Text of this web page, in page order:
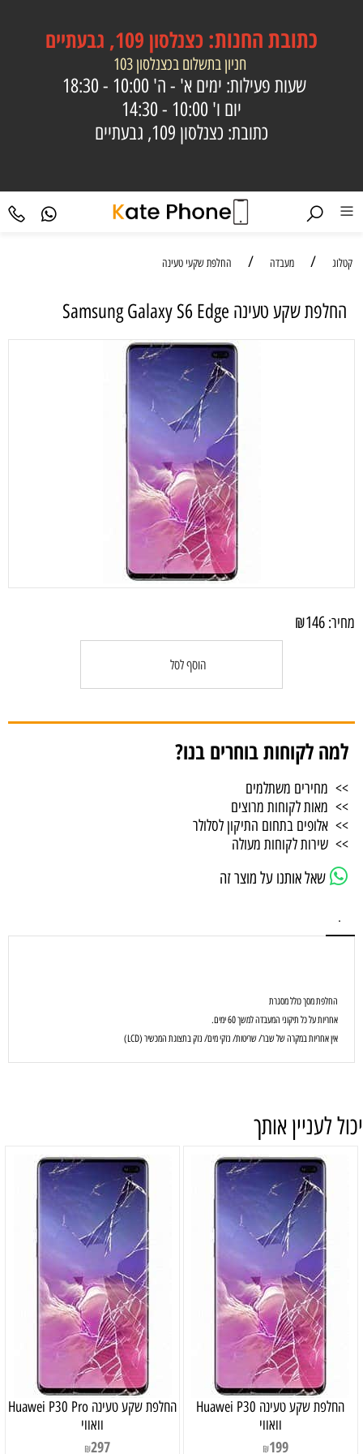
כתובתהחנות: כצנלסון 109, גבעתיים
חניון בתשלום בכצנלסון 103
שעות פעילות: ימים א' - ה' 10:00 - 18:30
יום ו' 10:00 - 14:30
כתובת: כצנלסון 109, גבעתיים
קטלוג / מעבדה / החלפת שקעי טעינה
החלפת שקע טעינה Samsung Galaxy S6 Edge
מחיר: ₪146
הוסף לסל
למה לקוחות בוחרים בנו?
>> מחירים משתלמים
>> מאות לקוחות מרוצים
>> אלופים בתחום התיקון לסלולר
>> שירות לקוחות מעולה
שאל אותנו על מוצר זה
.
החלפת מסך כולל מסגרת
אחריות על כל תיקוני המעבדה למשך 60 ימים.
אין אחריות במקרה של שבר/ שריטות/ נזקי מים/ נזק בתצוגת המכשיר (LCD)
יכול לעניין אותך
‏החלפת שקע טעינה Huawei P30
וואווי
₪199
‏החלפת שקע טעינה Huawei P30 Pro
וואווי
₪297